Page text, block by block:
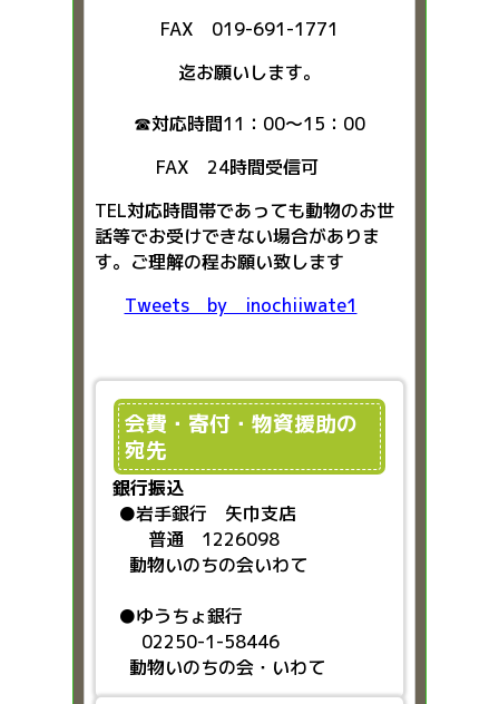
FAX 019-691-1771
迄お願いします。
☎対応時間11：00～15：00
FAX 24時間受信可
TEL対応時間帯であっても動物のお世
話等でお受けできない場合がありま
す。ご理解の程お願い致します
Tweets by inochiiwate1
会費・寄付・物資援助の
宛先
銀行振込
●岩手銀行 矢巾支店
普通 1226098
動物いのちの会いわて
●ゆうちょ銀行
02250-1-58446
動物いのちの会・いわて